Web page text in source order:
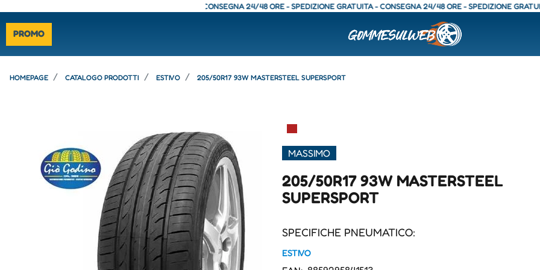
24/48 ORE - SPEDIZIONE GRATUITA - CONSEGNA 24/48 ORE - SPEDIZIONE GRATUITA - CONSEGNA 24/48 ORE - SPEDIZIONE
PROMO
HOMEPAGE CATALOGO PRODOTTI ESTIVO 205/50R17 93W MASTERSTEEL SUPERSPORT
▀
MASSIMO
205/50R17 93W MASTERSTEEL
SUPERSPORT
SPECIFICHE PNEUMATICO:
ESTIVO